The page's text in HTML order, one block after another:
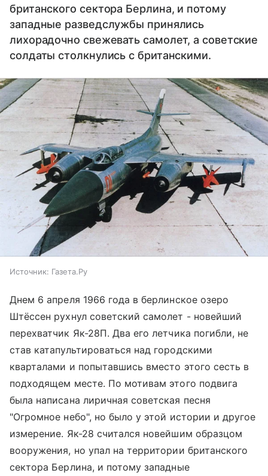
британского сектора Берлина, и потому
западные разведслужбы принялись
лихорадочно свежевать самолет, а советские
солдаты столкнулись с британскими.
Источник: Газета.Ру
Днем 6 апреля 1966 года в берлинское озеро
Штёссен рухнул советский самолет - новейший
перехватчик Як-28П. Два его летчика погибли, не
став катапультироваться над городскими
кварталами и попытавшись вместо этого сесть в
подходящем месте. По мотивам этого подвига
была написана лиричная советская песня
"Огромное небо", но было у этой истории и другое
измерение. Як-28 считался новейшим образцом
вооружения, но упал на территории британского
сектора Берлина, и потому западные